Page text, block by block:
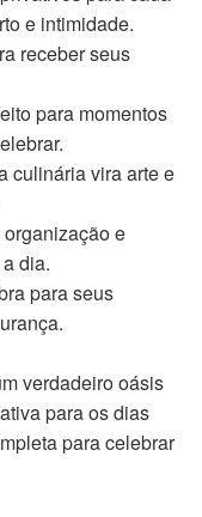
e intimidade.
receber seus
para momentos
culinária vira arte e
e
dia.
para seus
verdadeiro oásis
para os dias
para celebrar